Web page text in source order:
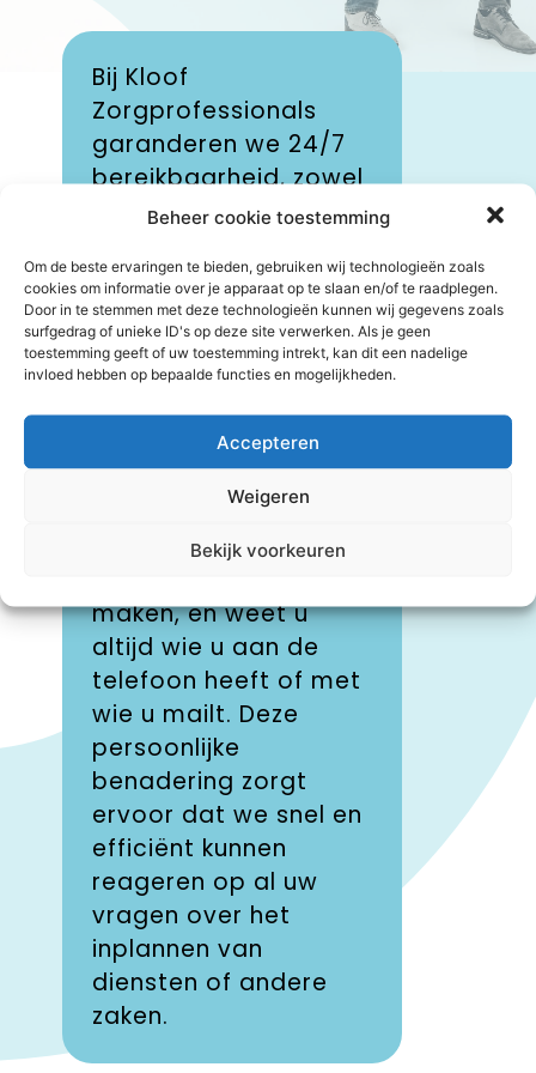
Beheer cookie toestemming
Om de beste ervaringen te bieden, gebruiken wij technologieën zoals
cookies om informatie over je apparaat op te slaan en/of te raadplegen.
Door in te stemmen met deze technologieën kunnen wij gegevens zoals
surfgedrag of unieke ID's op deze site verwerken. Als je geen
toestemming geeft of uw toestemming intrekt, kan dit een nadelige
invloed hebben op bepaalde functies en mogelijkheden.
Accepteren
Weigeren
Bekijk voorkeuren
we 24/7
zowel
dus ook buiten
en in het
Dit geldt
voor onze
als
onze korte
en weet u
wie u aan de
heeft of met
mailt. Deze
zorgt
dat we snel en
kunnen
op al uw
over het
van
of andere
Onze korte
gaat om
extra
een
rooster, u
verhoogt
bent van
systemen
snel
bieden
invulling
We
direct
behoeften.